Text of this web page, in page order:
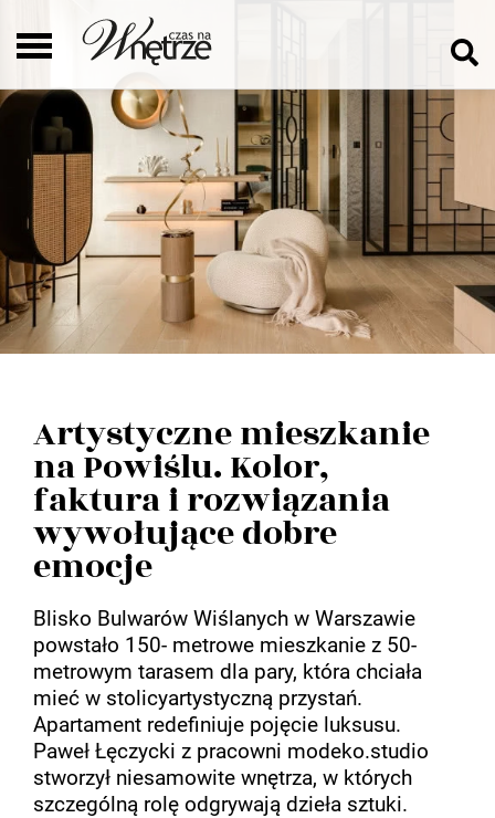
Artystyczne mieszkanie
na Powiślu. Kolor,
faktura i rozwiązania
wywołujące dobre
emocje
Blisko Bulwarów Wiślanych w Warszawie
powstało 150- metrowe mieszkanie z 50-
metrowym tarasem dla pary, która chciała
mieć w stolicyartystyczną przystań.
Apartament redefiniuje pojęcie luksusu.
Paweł Łęczycki z pracowni modeko.studio
stworzył niesamowite wnętrza, w których
szczególną rolę odgrywają dzieła sztuki.